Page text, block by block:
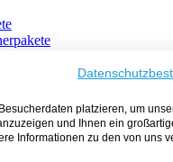
platzieren, um
und Ihnen ein
Informationen zu den von uns